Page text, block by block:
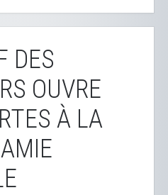
DES
OUVRE
À LA